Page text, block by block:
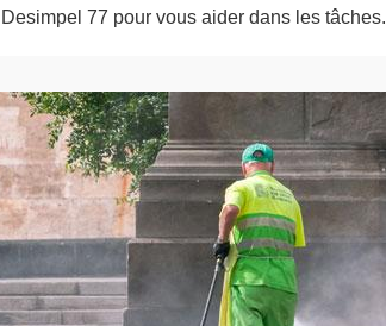
Desimpel 77 pour vous aider dans les tâches.